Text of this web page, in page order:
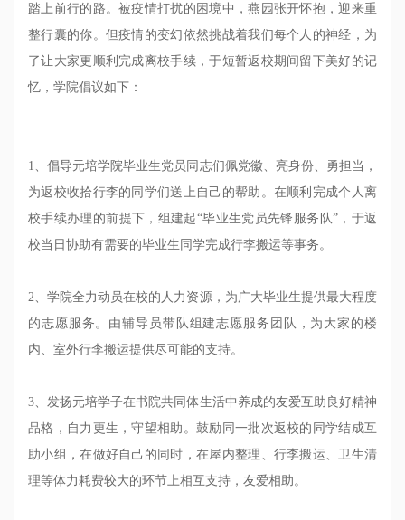
踏上前行的路。被疫情打扰的困境中，燕园张开怀抱，迎来重
整行囊的你。但疫情的变幻依然挑战着我们每个人的神经，为
了让大家更顺利完成离校手续，于短暂返校期间留下美好的记
忆，学院倡议如下：
1 、倡导元培学院毕业生党员同志们佩党徽、亮身份、勇担当，
为返校收拾行李的同学们送上自己的帮助。在顺利完成个人离
校手续办理的前提下，组建起“毕业生党员先锋服务队”，于返
校当日协助有需要的毕业生同学完成行李搬运等事务。
2 、学院全力动员在校的人力资源，为广大毕业生提供最大程度
的志愿服务。由辅导员带队组建志愿服务团队，为大家的楼
内、室外行李搬运提供尽可能的支持。
3、发扬元培学子在书院共同体生活中养成的友爱互助良好精神
品格，自力更生，守望相助。鼓励同一批次返校的同学结成互
助小组，在做好自己的同时，在屋内整理、行李搬运、卫生清
理等体力耗费较大的环节上相互支持，友爱相助。